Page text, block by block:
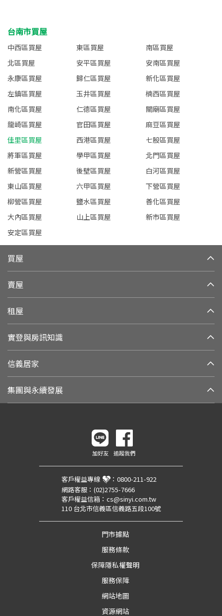
台南市買屋
中西區買屋 東區買屋
南區買屋
北區買屋
安平區買屋
安南區買屋
永康區買屋
歸仁區買屋
新化區買屋
左鎮區買屋
玉井區買屋
楠西區買屋
南化區買屋
仁德區買屋
關廟區買屋
龍崎區買屋
官田區買屋
麻豆區買屋
佳里區買屋
西港區買屋
七股區買屋
將軍區買屋
學甲區買屋
北門區買屋
新營區買屋
後壁區買屋
白河區買屋
東山區買屋
六甲區買屋
下營區買屋
柳營區買屋
鹽水區買屋
善化區買屋
大內區買屋
山上區買屋
新市區買屋
安定區買屋
買屋
賣屋
租屋
實登與房訊知識
信義居家
集團與永續發展
加好友 追蹤我們
客戶權益專線 ： 0800-211-922
網路客服： (02)2755-7666
客戶權益信箱： cs@sinyi.com.tw
110 台北市信義區信義路五段100號
門市據點
服務條款
保障隱私權聲明
服務保障
網站地圖
資源網站